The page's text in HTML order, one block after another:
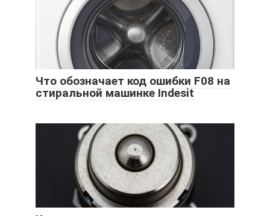
Что обозначает код ошибки F08 на
стиральной машинке Indesit